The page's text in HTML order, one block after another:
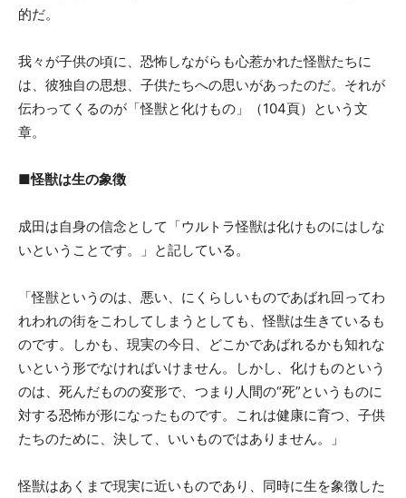
的だ。
我々が子供の頃に、恐怖しながらも心惹かれた怪獣たちに
は、彼独自の思想、子供たちへの思いがあったのだ。それが
伝わってくるのが「怪獣と化けもの」（104頁）という文
章。
■怪獣は生の象徴
成田は自身の信念として「ウルトラ怪獣は化けものにはしな
いということです。」と記している。
「怪獣というのは、悪い、にくらしいものであばれ回ってわ
れわれの街をこわしてしまうとしても、怪獣は生きているも
のです。しかも、現実の今日、どこかであばれるかも知れな
いという形でなければいけません。しかし、化けものという
のは、死んだものの変形で、つまり人間の“死”というものに
対する恐怖が形になったものです。これは健康に育つ、子供
たちのために、決して、いいものではありません。」
怪獣はあくまで現実に近いものであり、同時に生を象徴した